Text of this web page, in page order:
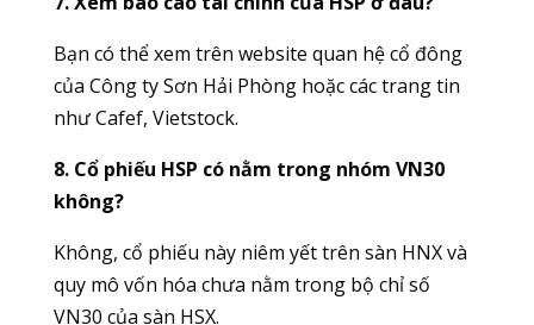
Bạn có thể xem trên website quan hệ cổ đông
của Công ty Sơn Hải Phòng hoặc các trang tin
như Cafef, Vietstock.
8. Cổ phiếu HSP có nằm trong nhóm VN30
không?
Không, cổ phiếu này niêm yết trên sàn HNX và
quy mô vốn hóa chưa nằm trong bộ chỉ số
VN30 của sàn HSX.